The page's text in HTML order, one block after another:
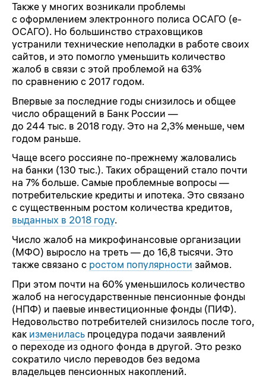
Также у многих возникали проблемы
с оформлением электронного полиса ОСАГО (е-
ОСАГО). Но большинство страховщиков
устранили технические неполадки в работе своих
сайтов, и это помогло уменьшить количество
жалоб в связи с этой проблемой на 63%
по сравнению с 2017 годом.
Впервые за последние годы снизилось и общее
число обращений в Банк России —
до 244 тыс. в 2018 году. Это на 2,3% меньше, чем
годом раньше.
Чаще всего россияне по-прежнему жаловались
на банки (130 тыс.). Таких обращений стало почти
на 7% больше. Самые проблемные вопросы —
потребительские кредиты и ипотека. Это связано
с существенным ростом количества кредитов,
выданных в 2018 году.
Число жалоб на микрофинансовые организации
(МФО) выросло на треть — до 16,8 тысячи. Это
также связано с ростом популярности займов.
При этом почти на 60% уменьшилось количество
жалоб на негосударственные пенсионные фонды
(НПФ) и паевые инвестиционные фонды (ПИФ).
Недовольство потребителей снизилось после того,
как изменилась процедура подачи заявлений
о переходе из одного фонда в другой. Это резко
сократило число переводов без ведома
владельцев пенсионных накоплений.